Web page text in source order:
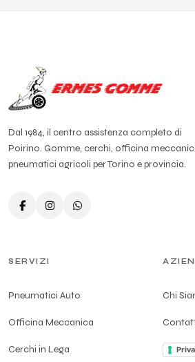
Dal 1984, il centro assistenza completo di
Poirino. Gomme, cerchi, officina
pneumatici agricoli per Torino e provincia.
SERVIZI
Pneumatici Auto
Officina Meccanica
Cerchi in Lega
Chi